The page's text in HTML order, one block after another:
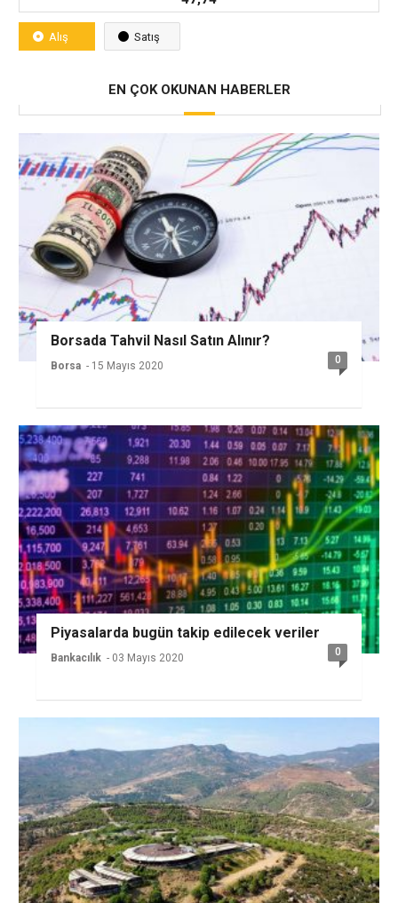
Alış Satış
EN ÇOK OKUNAN HABERLER
Borsada Tahvil Nasıl Satın Alınır?
Borsa - 15 Mayıs 2020 0
Piyasalarda bugün takip edilecek veriler
Bankacılık - 03 Mayıs 2020 0